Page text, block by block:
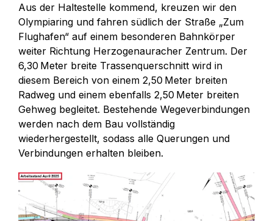
Aus der Haltestelle kommend, kreuzen wir den
Olympiaring und fahren südlich der Straße „Zum
Flughafen“ auf einem besonderen Bahnkörper
weiter Richtung Herzogenauracher Zentrum. Der
6,30 Meter breite Trassenquerschnitt wird in
diesem Bereich von einem 2,50 Meter breiten
Radweg und einem ebenfalls 2,50 Meter breiten
Gehweg begleitet. Bestehende Wegeverbindungen
werden nach dem Bau vollständig
wiederhergestellt, sodass alle Querungen und
Verbindungen erhalten bleiben.